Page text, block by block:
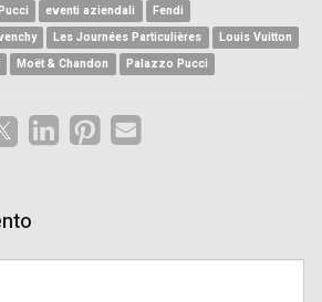
eventi aziendali
Fendi
Les Journées Particulières
Louis Vuitton
Moët & Chandon Palazzo Pucci